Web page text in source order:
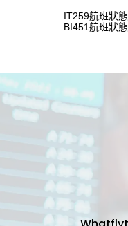
IT259航班狀態
BI451航班狀態